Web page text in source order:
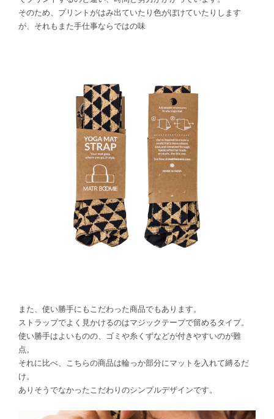
そのため、プリントがはみ出ていたり色がぼけていたりします
が、それもまた手仕事ならではの味
また、使い勝手にもこだわった商品でもあります。
ストラップでよく見かけるのはマジックテープで留めるタイプ。
使い勝手はよいものの、ゴミや糸くずなどが付きやすいのが難
点。
それに比べ、こちらの商品は輪っか部分にマットを入れて縛るだ
け。
ありそうでなかったこだわりのシンプルデザインです。